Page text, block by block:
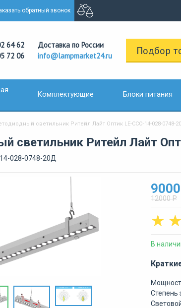
обратный звонок
64 62
72 06
Доставка по России
info@lampmarket24.ru
Подбор
Комплектующие Блоки питания
светильник Ритейл Лайт Оптик LE-ССО-14-028-0748-
светильник Ритейл Лайт
028-0748-20Д
12000 Р
☆
☆
В
Степень